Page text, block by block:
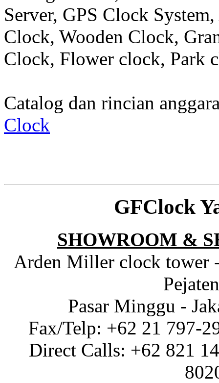
Server, GPS Clock
Clock, Wooden Clock,
Clock, Flower clock, Park
Catalog dan rincian
Clock
GFClock
SHOWROOM &
Arden Miller clock tower
Pasar Minggu -
Fax/Telp: +62 21 797-
Direct Calls: +62 821